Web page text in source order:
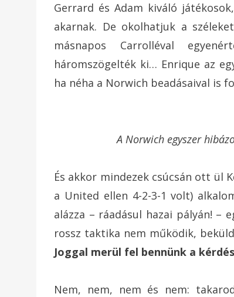
Gerrard és Adam kiváló
akarnak. De okolhatjuk a
másnapos Carrolléval
háromszögelték ki… Enrique az
ha néha a Norwich beadásaival is
A Norwich egyszer
És akkor mindezek csúcsán ott ül
a United ellen 4-2-3-1 volt)
alázza – ráadásul hazai pályán! –
rossz taktika nem működik,
Joggal merül fel bennünk a
Nem, nem, nem és nem: